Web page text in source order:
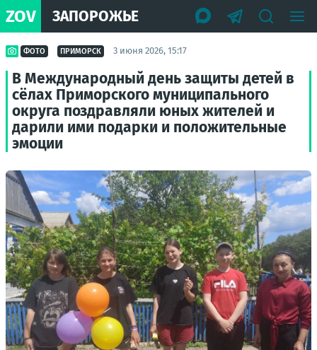
ZOV ЗАПОРОЖЬЕ
ФОТО ПРИМОРСК 3 июня 2026, 15:17
В Международный день защиты детей в
сёлах Приморского муниципального
округа поздравляли юных жителей и
дарили ими подарки и положительные
эмоции